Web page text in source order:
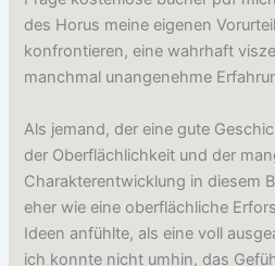
des Horus meine eigenen
konfrontieren, eine wahrhaft
manchmal unangenehme
Als jemand, der eine gute
der Oberflächlichkeit und der
Charakterentwicklung in diesem
eher wie eine oberflächliche
Ideen anfühlte, als eine voll
ich konnte nicht umhin, das